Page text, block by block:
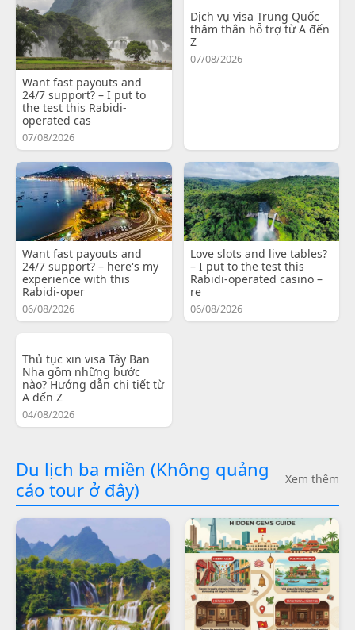
Want fast payouts and
24/7 support? – I put to
the test this Rabidi-
operated cas
07/08/2026
Dịch vụ visa Trung Quốc
thăm thân hỗ trợ từ A đến
Z
07/08/2026
Want fast payouts and
24/7 support? – here's my
experience with this
Rabidi-oper
06/08/2026
Love slots and live tables?
– I put to the test this
Rabidi-operated casino –
re
06/08/2026
Thủ tục xin visa Tây Ban
Nha gồm những bước
nào? Hướng dẫn chi tiết từ
A đến Z
04/08/2026
Du lịch ba miền (Không quảng
cáo tour ở đây)
Xem thêm